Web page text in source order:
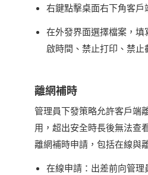
右鍵點擊桌面右下角客戶
在外發界面選擇檔案，
啟時間、禁止打印、禁
離網補時
管理員下發策略允許客戶端
用，超出安全時長後無法查
離網補時申請，包括在線與
在線申請：出差前向管